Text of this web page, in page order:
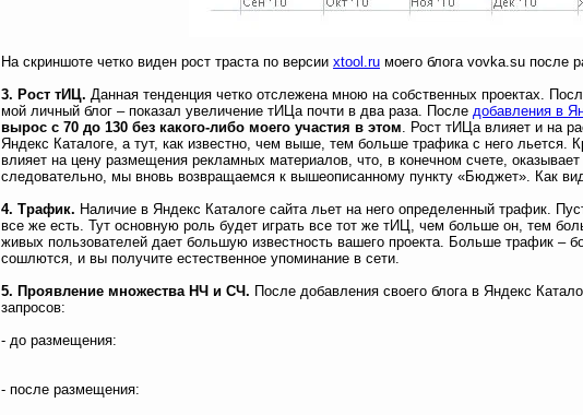
На скриншоте четко виден рост траста по версии xtool.ru моего блога vovka.su после
3. Рост тИЦ. Данная тенденция четко отслежена мною на собственных проектах.
мой личный блог – показал увеличение тИЦа почти в два раза. После добавления в
вырос с 70 до 130 без какого-либо моего участия в этом . Рост тИЦа влияет и на
Яндекс Каталоге, а тут, как известно, чем выше, тем больше трафика с него льется.
влияет на цену размещения рекламных материалов, что, в конечном счете,
следовательно, мы вновь возвращаемся к вышеописанному пункту «Бюджет». Как
4. Трафик. Наличие в Яндекс Каталоге сайта льет на него определенный трафик.
все же есть. Тут основную роль будет играть все тот же тИЦ, чем больше он, тем
живых пользователей дает большую известность вашего проекта. Больше трафик –
сошлются, и вы получите естественное упоминание в сети.
5. Проявление множества НЧ и СЧ. После добавления своего блога в Яндекс
запросов:
- до размещения:
- после размещения: